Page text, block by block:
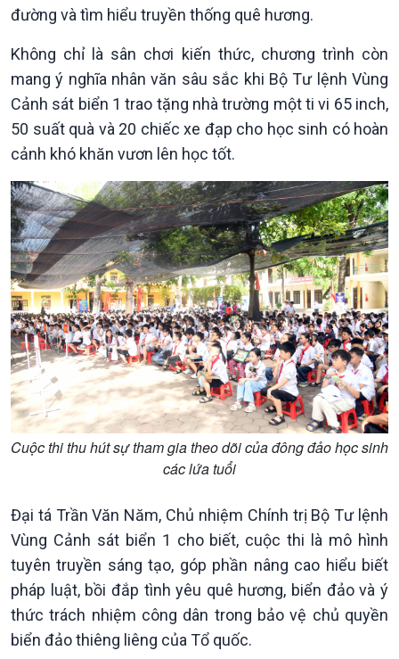
Kinh tế
Tin Kinh tế
Trước giờ mở cửa
Dòng chảy Kinh tế
Sức sống hàng Việt
Khởi nghiệp
Tuyên chiến với gian lận
thương mại
Nông nghiệp & Biển đảo
Tin Nông nghiệp & Biển
đảo
Mùa vàng
Biển đảo Việt Nam
Tâm tình biên giới và hải
đảo
Tìm hiểu biển, đảo Việt
Nam
đường và tìm hiểu truyền thống quê hương.
Không chỉ là sân chơi kiến thức, chương trình còn
mang ý nghĩa nhân văn sâu sắc khi Bộ Tư lệnh Vùng
Cảnh sát biển 1 trao tặng nhà trường một ti vi 65 inch,
50 suất quà và 20 chiếc xe đạp cho học sinh có hoàn
cảnh khó khăn vươn lên học tốt.
Cuộc thi thu hút sự tham gia theo dõi của đông đảo học sinh
các lứa tuổi
Đại tá Trần Văn Năm, Chủ nhiệm Chính trị Bộ Tư lệnh
Vùng Cảnh sát biển 1 cho biết, cuộc thi là mô hình
tuyên truyền sáng tạo, góp phần nâng cao hiểu biết
pháp luật, bồi đắp tình yêu quê hương, biển đảo và ý
thức trách nhiệm công dân trong bảo vệ chủ quyền
biển đảo thiêng liêng của Tổ quốc.